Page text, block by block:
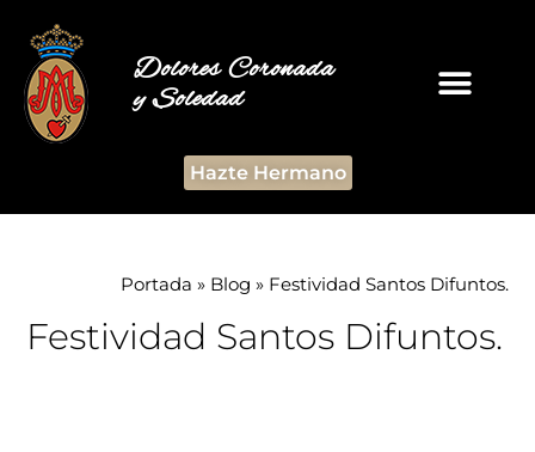
Dolores Coronada
y Soledad
Hazte Hermano
Portada » Blog » Festividad Santos Difuntos.
Festividad Santos Difuntos.